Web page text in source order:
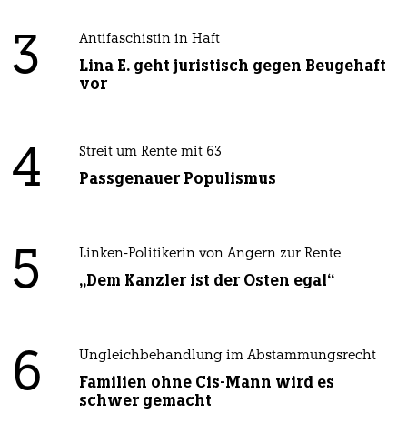
3 Antifaschistin in Haft
Lina E. geht juristisch gegen Beugehaft
vor
4 Streit um Rente mit 63
Passgenauer Populismus
5 Linken-Politikerin von Angern zur Rente
„Dem Kanzler ist der Osten egal“
6 Ungleichbehandlung im Abstammungsrecht
Familien ohne Cis-Mann wird es
schwer gemacht